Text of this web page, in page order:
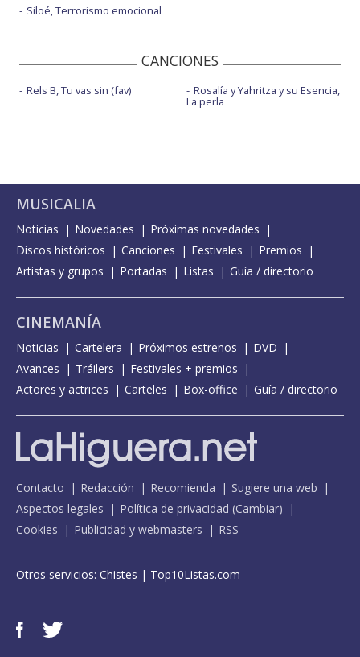
Siloé, Terrorismo emocional
CANCIONES
Rels B, Tu vas sin (fav) Rosalía y Yahritza y su Esencia,
La perla
MUSICALIA
Noticias Novedades
Próximas novedades
Discos históricos
Canciones Festivales
Premios
Artistas y grupos
Portadas Listas Guía / directorio
CINEMANÍA
Noticias Cartelera Próximos estrenos
DVD
Avances
Tráilers
Festivales + premios
Actores y actrices
Carteles Box-office Guía / directorio
Contacto Redacción Recomienda
Sugiere una web
Aspectos legales
Política de privacidad (Cambiar)
Cookies
Publicidad y webmasters RSS
Otros servicios: Chistes | Top10Listas.com